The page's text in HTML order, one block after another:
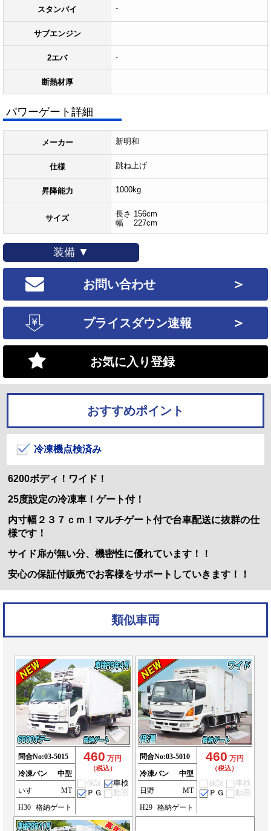
スタンバイ -
サブエンジン
2エバ -
断熱材厚
パワーゲート詳細
メーカー 新明和
仕様 跳ね上げ
昇降能力 1000kg
サイズ
長さ 156cm
幅 227cm
装備 ▼
お問い合わせ ＞
プライスダウン速報 ＞
お気に入り登録
おすすめポイント
冷凍機点検済み
6200ボディ！ワイド！
25度設定の冷凍車！ゲート付！
内寸幅２３７ｃｍ！マルチゲート付で台車配送に抜群の仕
様です！
サイド扉が無い分、機密性に優れています！！
安心の保証付販売でお客様をサポートしていきます！！
類似車両
問合No:03-5015
冷凍バン
中型
いすゞ
MT
H30 格納ゲート
460 万円
（税込）
保証
車検
ＰＧ
動画
問合No:03-5010
冷凍バン
中型
日野
MT
H29 格納ゲート
460 万円
（税込）
保証
車検
ＰＧ
動画